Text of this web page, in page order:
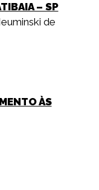
– SP
de
ÀS